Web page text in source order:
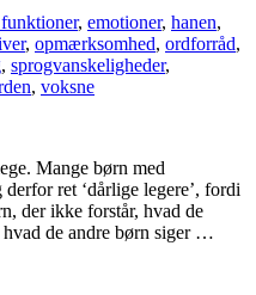
, emotioner, hanen,
, opmærksomhed, ordforråd,
, sprogvanskeligheder,
, voksne
Mange børn med
ret ‘dårlige legere’, fordi
der ikke forstår, hvad de
de andre børn siger …